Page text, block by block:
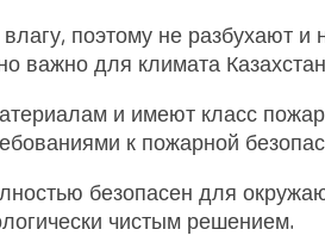
поэтому не разбухают
важно для климата
и имеют класс
к пожарной
безопасен для
чистым решением.